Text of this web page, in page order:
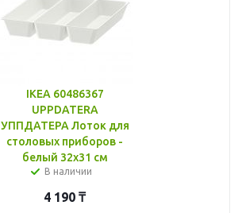
IKEA 60486367
UPPDATERA
УППДАТЕРА Лоток для
столовых приборов -
белый 32x31 см
В наличии
4 190 ₸